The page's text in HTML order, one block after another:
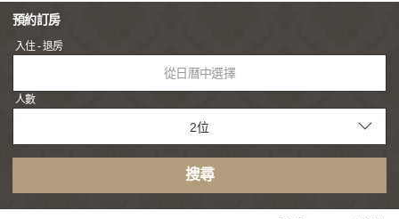
預約訂房
入住 - 退房
從日曆中選擇
人數
搜尋